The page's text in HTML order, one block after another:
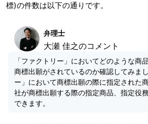
標)の件数は以下の通りです。
弁理士
大瀬 佳之のコメント
「ファクトリー」においてどのような商
商標出願がされているのか確認してみま
ー」において商標出願の際に指定された
社が商標出願する際の指定商品、指定役
できます。